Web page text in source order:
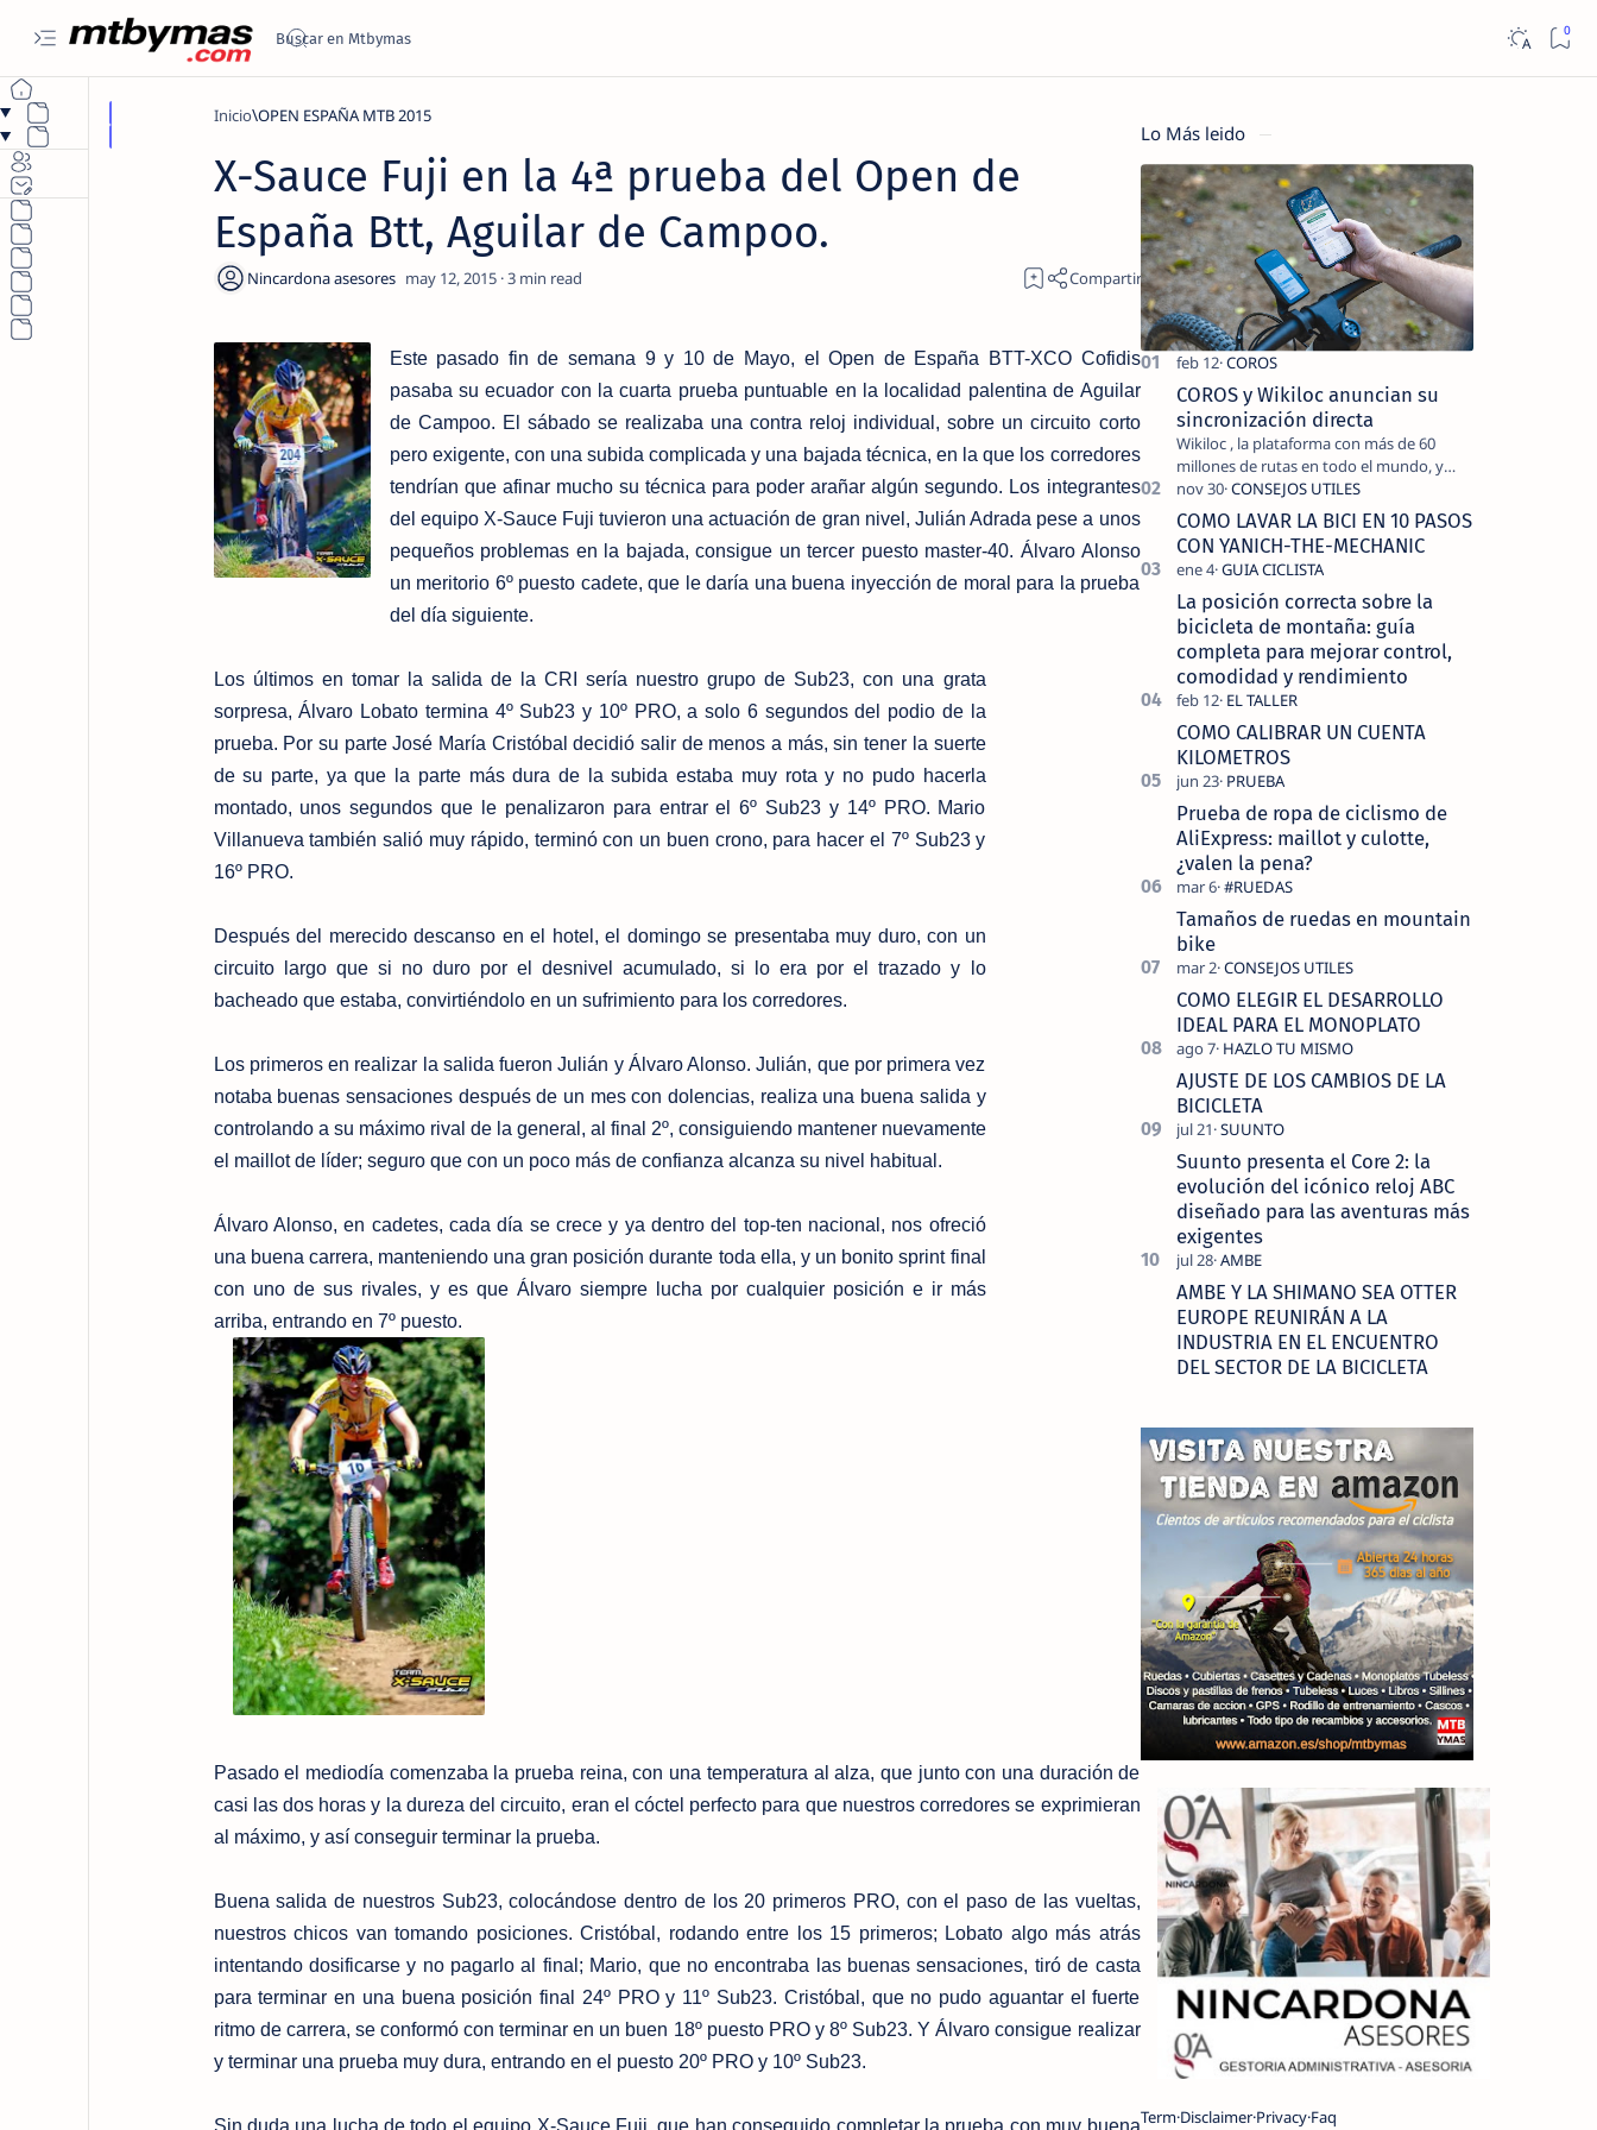
Inicio OPEN ESPAÑA MTB 2015
X-Sauce Fuji en la 4ª prueba del Open de
España Btt, Aguilar de Campoo.
3
Este pasado fin de semana 9 y 10 de Mayo, el Open de España BTT-XCO Cofidis
pasaba su ecuador con la cuarta prueba puntuable en la localidad palentina de Aguilar
de Campoo. El sábado se realizaba una contra reloj individual, sobre un circuito corto
pero exigente, con una subida complicada y una bajada técnica, en la que los corredores
tendrían que afinar mucho su técnica para poder arañar algún segundo. Los integrantes
del equipo X-Sauce Fuji tuvieron una actuación de gran nivel, Julián Adrada pese a unos
pequeños problemas en la bajada, consigue un tercer puesto master-40. Álvaro Alonso
un meritorio 6º puesto cadete, que le daría una buena inyección de moral para la prueba
del día siguiente.
Los últimos en tomar la salida de la CRI sería nuestro grupo de Sub23, con una grata
sorpresa, Álvaro Lobato termina 4º Sub23 y 10º PRO, a solo 6 segundos del podio de la
prueba. Por su parte José María Cristóbal decidió salir de menos a más, sin tener la suerte
de su parte, ya que la parte más dura de la subida estaba muy rota y no pudo hacerla
montado, unos segundos que le penalizaron para entrar el 6º Sub23 y 14º PRO. Mario
Villanueva también salió muy rápido, terminó con un buen crono, para hacer el 7º Sub23 y
16º PRO.
Después del merecido descanso en el hotel, el domingo se presentaba muy duro, con un
circuito largo que si no duro por el desnivel acumulado, si lo era por el trazado y lo
bacheado que estaba, convirtiéndolo en un sufrimiento para los corredores.
Los primeros en realizar la salida fueron Julián y Álvaro Alonso. Julián, que por primera vez
notaba buenas sensaciones después de un mes con dolencias, realiza una buena salida y
controlando a su máximo rival de la general, al final 2º, consiguiendo mantener nuevamente
el maillot de líder; seguro que con un poco más de confianza alcanza su nivel habitual.
Álvaro Alonso, en cadetes, cada día se crece y ya dentro del top-ten nacional, nos ofreció
una buena carrera, manteniendo una gran posición durante toda ella, y un bonito sprint final
con uno de sus rivales, y es que Álvaro siempre lucha por cualquier posición e ir más
arriba, entrando en 7º puesto.
Pasado el mediodía comenzaba la prueba reina, con una temperatura al alza, que junto con una duración de
casi las dos horas y la dureza del circuito, eran el cóctel perfecto para que nuestros corredores se exprimieran
al máximo, y así conseguir terminar la prueba.
Buena salida de nuestros Sub23, colocándose dentro de los 20 primeros PRO, con el paso de las vueltas,
nuestros chicos van tomando posiciones. Cristóbal, rodando entre los 15 primeros; Lobato algo más atrás
intentando dosificarse y no pagarlo al final; Mario, que no encontraba las buenas sensaciones, tiró de casta
para terminar en una buena posición final 24º PRO y 11º Sub23. Cristóbal, que no pudo aguantar el fuerte
ritmo de carrera, se conformó con terminar en un buen 18º puesto PRO y 8º Sub23. Y Álvaro consigue realizar
y terminar una prueba muy dura, entrando en el puesto 20º PRO y 10º Sub23.
Lo Más leido
COROS y Wikiloc anuncian su
sincronización directa
Wikiloc , la plataforma con más de 60
millones de rutas en todo el mundo, y
COROS , marca de dispositivos GPS
reconocida mundialmente por su
tecnolo…
COMO LAVAR LA BICI EN 10 PASOS
CON YANICH-THE-MECHANIC
La posición correcta sobre la
bicicleta de montaña: guía
completa para mejorar control,
comodidad y rendimiento
COMO CALIBRAR UN CUENTA
KILOMETROS
Prueba de ropa de ciclismo de
AliExpress: maillot y culotte,
¿valen la pena?
Tamaños de ruedas en mountain
bike
COMO ELEGIR EL DESARROLLO
IDEAL PARA EL MONOPLATO
AJUSTE DE LOS CAMBIOS DE LA
BICICLETA
Suunto presenta el Core 2: la
evolución del icónico reloj ABC
diseñado para las aventuras más
exigentes
AMBE Y LA SHIMANO SEA OTTER
EUROPE REUNIRÁN A LA
INDUSTRIA EN EL ENCUENTRO
DEL SECTOR DE LA BICICLETA
TermDisclaimerPrivacyFaq